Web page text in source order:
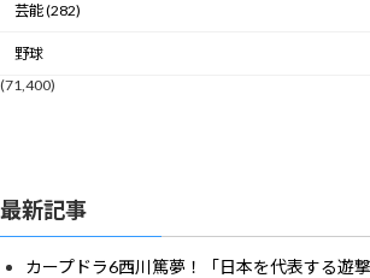
芸能 (282)
野球
(71,400)
最新記事
カープドラ6西川篤夢！「日本を代表する遊